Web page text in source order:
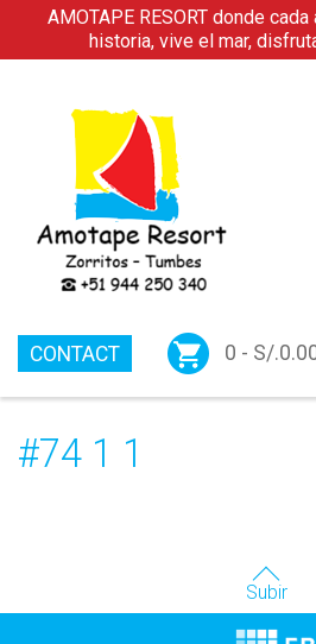
AMOTAPE RESORT donde
historia, vive el mar,
CONTACT 0 - S/.
#74 1 1
Subir